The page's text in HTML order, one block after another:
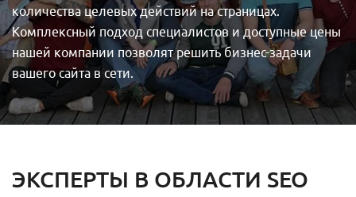
количества целевых действий на страницах.
Комплексный подход специалистов и доступные цены
нашей компании позволят решить бизнес-задачи
вашего сайта в сети.
ЭКСПЕРТЫ В ОБЛАСТИ SEO